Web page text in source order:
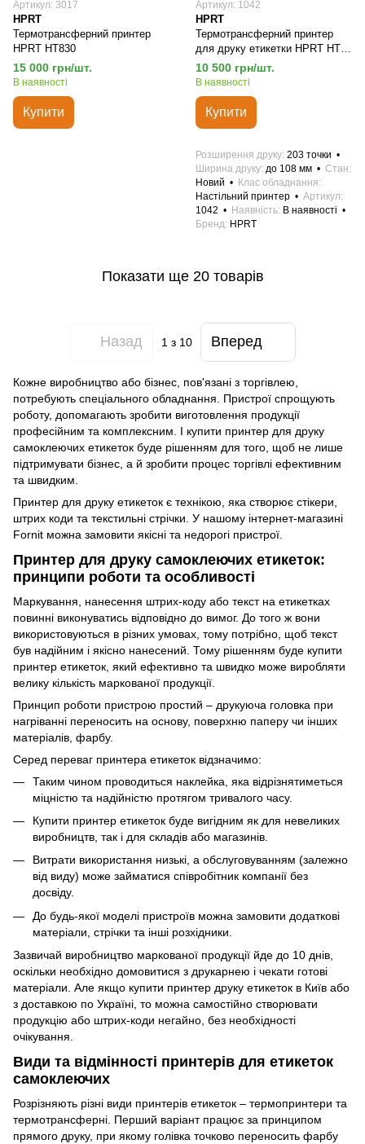
Кожне виробництво або бізнес, пов'язані з торгівлею,
потребують спеціального обладнання. Пристрої спрощують
роботу, допомагають зробити виготовлення продукції
професійним та комплексним. І купити принтер для друку
самоклеючих етикеток буде рішенням для того, щоб не лише
підтримувати бізнес, а й зробити процес торгівлі ефективним
та швидким.
Принтер для друку етикеток є технікою, яка створює стікери,
штрих коди та текстильні стрічки. У нашому інтернет-магазині
Fornit можна замовити якісні та недорогі пристрої.
Принтер для друку самоклеючих етикеток:
принципи роботи та особливості
Маркування, нанесення штрих-коду або текст на етикетках
повинні виконуватись відповідно до вимог. До того ж вони
використовуються в різних умовах, тому потрібно, щоб текст
був надійним і якісно нанесений. Тому рішенням буде купити
принтер етикеток, який ефективно та швидко може виробляти
велику кількість маркованої продукції.
Принцип роботи пристрою простий – друкуюча головка при
нагріванні переносить на основу, поверхню паперу чи інших
матеріалів, фарбу.
Серед переваг принтера етикеток відзначимо:
Таким чином проводиться наклейка, яка відрізнятиметься
міцністю та надійністю протягом тривалого часу.
Купити принтер етикеток буде вигідним як для невеликих
виробництв, так і для складів або магазинів.
Витрати використання низькі, а обслуговуванням (залежно
від виду) може займатися співробітник компанії без
досвіду.
До будь-якої моделі пристроїв можна замовити додаткові
матеріали, стрічки та інші розхідники.
Зазвичай виробництво маркованої продукції йде до 10 днів,
оскільки необхідно домовитися з друкарнею і чекати готові
матеріали. Але якщо купити принтер друку етикеток в Київ або
з доставкою по Україні, то можна самостійно створювати
продукцію або штрих-коди негайно, без необхідності
очікування.
Види та відмінності принтерів для етикеток
самоклеючих
Розрізняють різні види принтерів етикеток – термопринтери та
термотрансферні. Перший варіант працює за принципом
прямого друку, при якому голівка точково переносить фарбу
Артикул: 3017
HPRT
Термотрансферний принтер
HPRT HT830
15 000 грн/шт.
В наявності
Купити
Артикул: 1042
HPRT
Термотрансферний принтер
для друку етикетки HPRT HT-
800 з мережевною картою
10 500 грн/шт.
В наявності
Купити
Розширення друку 203 точки
Ширина друку до 108 мм
Стан
Новий
Клас обладнання
Настільний принтер
Артикул
1042
Наявність В наявності
Бренд HPRT
Показати ще 20 товарів
Назад 1 з 10 Вперед